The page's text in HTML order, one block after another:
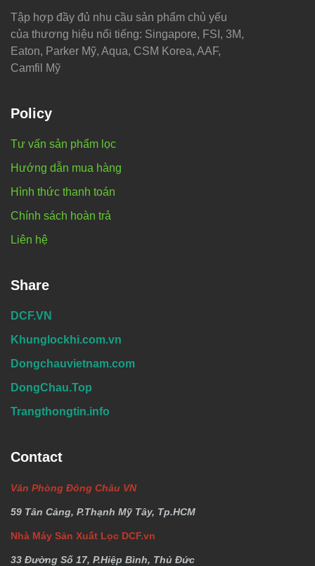
Tập hợp đầy đủ nhu cầu sản phẩm chủ yếu
của thương hiệu nổi tiếng: Singapore, FSI, 3M,
Eaton, Parker Mỹ, Aqua, CSM Korea, AAF,
Camfil Mỹ
Policy
Tư vấn sản phẩm lọc
Hướng dẫn mua hàng
Hình thức thanh toán
Chính sách hoàn trả
Liên hệ
Share
DCF.VN
Khunglockhi.com.vn
Dongchauvietnam.com
DongChau.Top
Trangthongtin.info
Contact
Văn Phòng Đông Châu VN
59 Tân Cảng, P.Thạnh Mỹ Tây, Tp.HCM
Nhà Máy Sản Xuất Lọc DCF.vn
33 Đường Số 17, P.Hiệp Bình, Thủ Đức